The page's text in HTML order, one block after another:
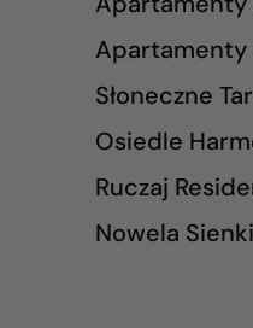
Apartamenty
Słoneczne
Osiedle
Ruczaj
Nowela